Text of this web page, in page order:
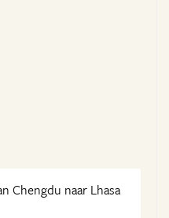
Chengdu naar Lhasa